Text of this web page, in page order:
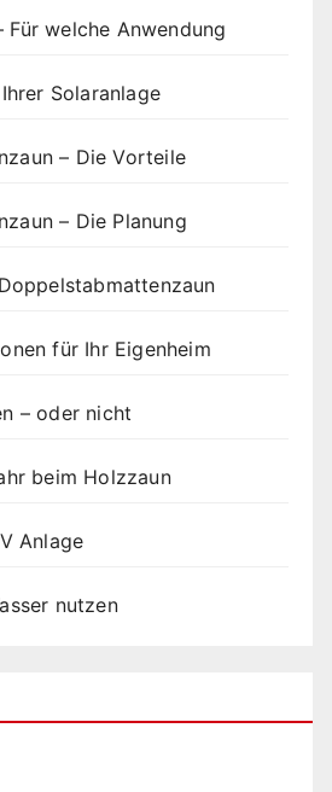
Für welche Anwendung
Solaranlage
– Die Vorteile
– Die Planung
für Ihr Eigenheim
– oder nicht
beim Holzzaun
Anlage
nutzen